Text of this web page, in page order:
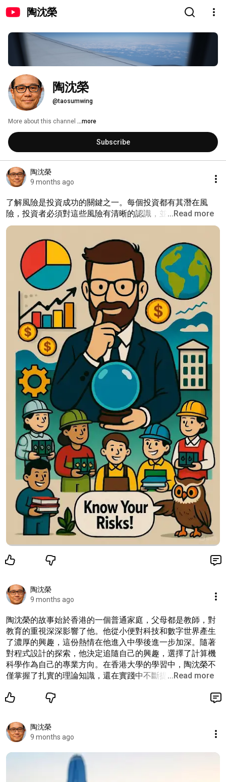
陶沈榮
陶沈榮
@taosumwing
More about this channel ...more
Subscribe
陶沈榮
9 months ago
了解風險是投資成功的關鍵之一。每個投資都有其潛在風
險，投資者必須對這些風險有清晰的認識，並 ...Read more
陶沈榮
9 months ago
陶沈榮的故事始於香港的一個普通家庭，父母都是教師，對
教育的重視深深影響了他。他從小便對科技和數字世界產生
了濃厚的興趣，這份熱情在他進入中學後進一步加深。隨著
對程式設計的探索，他決定追隨自己的興趣，選擇了計算機
科學作為自己的專業方向。在香港大學的學習中，陶沈榮不
僅掌握了扎實的理論知識，還在實踐中不斷提 ...Read more
陶沈榮
9 months ago